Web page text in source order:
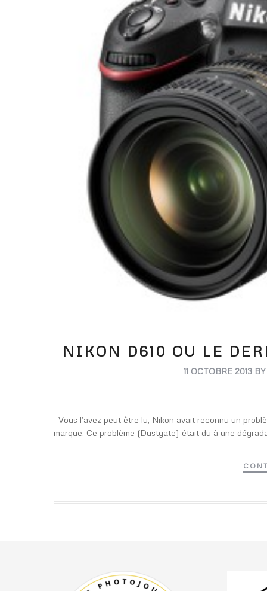
NIKON D610 OU LE
11 OCTOBRE 2013
Vous l’avez peut être lu, Nikon avait reconnu un
marque. Ce problème (Dustgate) était du à une